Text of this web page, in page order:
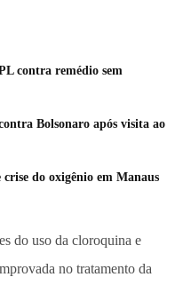
contra remédio sem
Bolsonaro após visita ao
do oxigênio em Manaus
do uso da cloroquina e
no tratamento da